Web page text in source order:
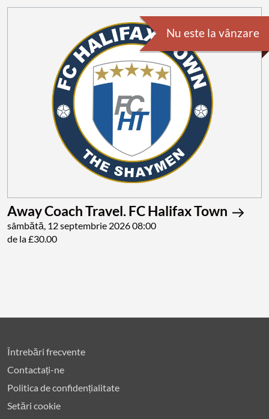
Nu este la vânzare
Away Coach Travel. FC Halifax Town
sâmbătă, 12 septembrie 2026 08:00
de la £30.00
Întrebări frecvente
Contactați-ne
Politica de confidențialitate
Setări cookie